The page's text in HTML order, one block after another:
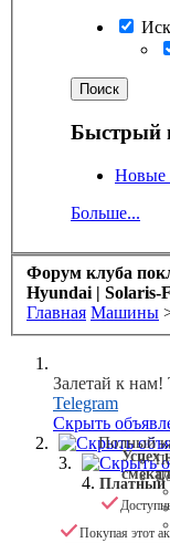
Быстрый
Новые
Больше...
Форум клуба
Hyundai | Solaris-
Главная Машины
Залетай к
Telegram
Скрыть
Полный
Скрыть
Успех
Скрыть
Платный
Покупая этот